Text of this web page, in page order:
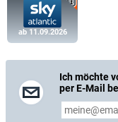
ab 11.09.2026
Ich möchte
per E-Mail